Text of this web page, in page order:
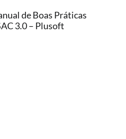
de Boas Práticas
3.0 – Plusoft